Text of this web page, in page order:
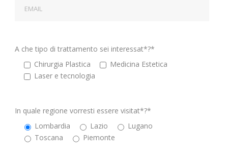
A che tipo di trattamento sei interessat*?*
Chirurgia Plastica
Medicina Estetica
⁠Laser e tecnologia
In quale regione vorresti essere visitat*?*
Lombardia
Lazio
Lugano
Toscana
Piemonte